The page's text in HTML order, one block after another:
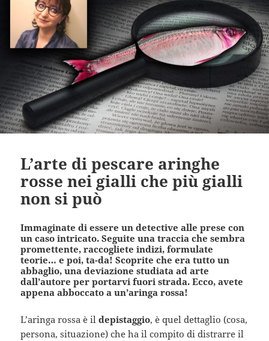
L’arte di pescare aringhe
rosse nei gialli che più gialli
non si può
Immaginate di essere un detective alle prese con
un caso intricato. Seguite una traccia che sembra
promettente, raccogliete indizi, formulate
teorie… e poi, ta-da! Scoprite che era tutto un
abbaglio, una deviazione studiata ad arte
dall’autore per portarvi fuori strada. Ecco, avete
appena abboccato a un’aringa rossa!
L’aringa rossa è ildepistaggio, è quel dettaglio (cosa,
persona, situazione) che ha il compito di distrarre il